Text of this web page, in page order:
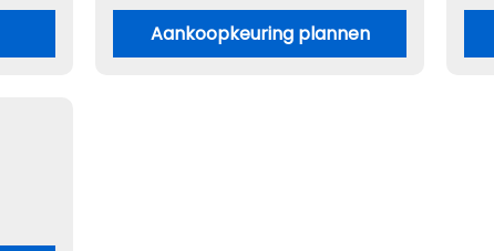
Aankoopkeuring plannen